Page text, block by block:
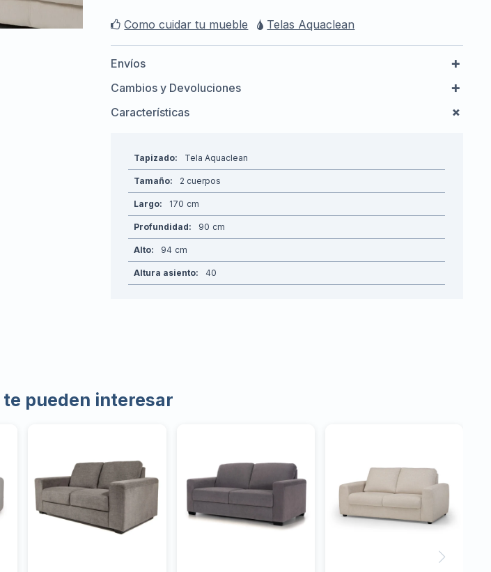
Como cuidar tu mueble Telas Aquaclean
Envíos
Cambios y Devoluciones
Características
Tapizado Tela Aquaclean
Tamaño 2 cuerpos
Largo 170
Profundidad 90
Alto 94
Altura asiento 40
pueden interesar